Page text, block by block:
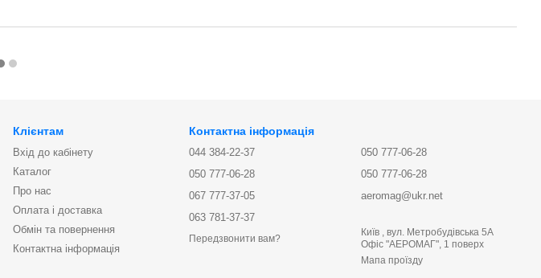
Клієнтам
Вхід до кабінету
Каталог
Про нас
Оплата і доставка
Обмін та повернення
Контактна інформація
Контактна інформація
044 384-22-37
050 777-06-28
067 777-37-05
063 781-37-37
Передзвонити вам?
050 777-06-28
050 777-06-28
aeromag@ukr.net
Київ , вул. Метробудівська 5А
Офіс "АЕРОМАГ", 1 поверх
Мапа проїзду